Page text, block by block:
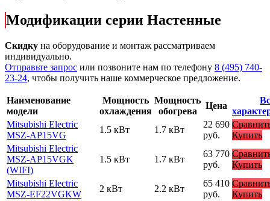
Модификации серии Настенные
Скидку на оборудование и монтаж рассматриваем
индивидуально.
Отправьте запрос или позвоните нам по телефону 8 (495) 740-
23-24, чтобы получить наше коммерческое предложение.
Наименование
модели
Мощность
охлаждения
Мощность
обогрева
Цена
Mitsubishi Electric
MSZ-AP15VG
1.5 кВт 1.7 кВт
22 690
руб.
Купить
Mitsubishi Electric
MSZ-AP15VGK
(WIFI)
1.5 кВт 1.7 кВт
63 770
руб.
Купить
Mitsubishi Electric
MSZ-EF22VGKW
2 кВт 2.2 кВт
65 410
руб.
Купить